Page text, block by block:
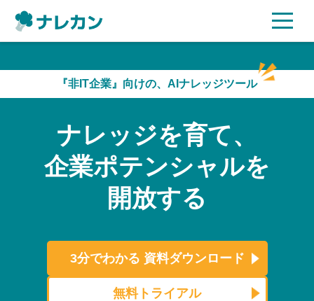
AI機能
ご利用企業様の声
セキュリティ
よくある質問
資料ダウンロード
『非IT企業』向けの、AIナレッジツール
ナレッジを育て、
企業ポテンシャルを
開放する
3分でわかる 資料ダウンロード
無料トライアル